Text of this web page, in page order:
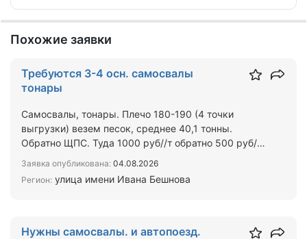
Похожие заявки
Требуются 3-4 осн. самосвалы
тонары
Самосвалы, тонары. Плечо 180-190 (4 точки
выгрузки) везем песок, среднее 40,1 тонны.
Обратно ЩПС. Туда 1000 руб//т обратно 500 руб/
Заявка опубликована: 04.08.2026
Регион: улица имени Ивана Бешнова
Нужны самосвалы. и автопоезд.